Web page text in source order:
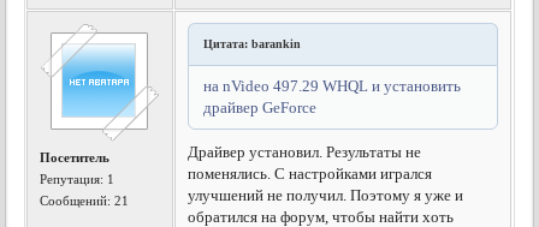
Посетитель
Репутация: 1
Сообщений: 21
Цитата: barankin
на nVideo 497.29 WHQL и установить
драйвер GeForce
Драйвер установил. Результаты не
поменялись. С настройками игрался
улучшений не получил. Поэтому я уже и
обратился на форум, чтобы найти хоть